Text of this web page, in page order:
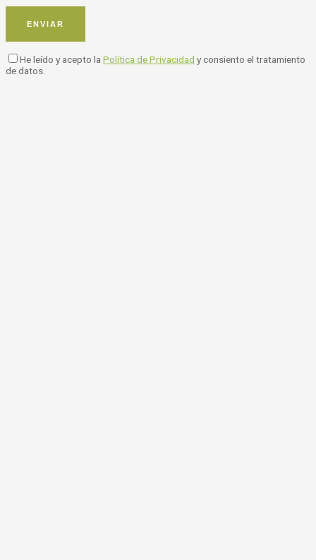
He leído y acepto la Política de Privacidad y consiento el tratamiento
de datos.